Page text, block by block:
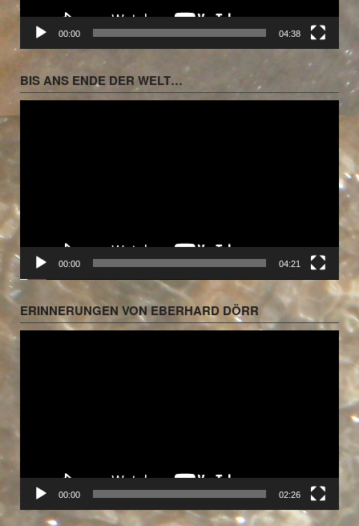
00:00 04:38
BIS ANS ENDE DER WELT…
00:00 04:21
ERINNERUNGEN VON EBERHARD DÖRR
00:00 02:26